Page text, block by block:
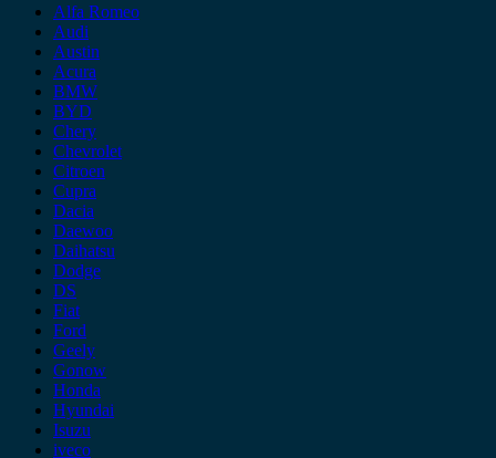
Alfa Romeo
Audi
Austin
Acura
BMW
BYD
Chery
Chevrolet
Citroen
Cupra
Dacia
Daewoo
Daihatsu
Dodge
DS
Fiat
Ford
Geely
Gonow
Honda
Hyundai
Isuzu
iveco